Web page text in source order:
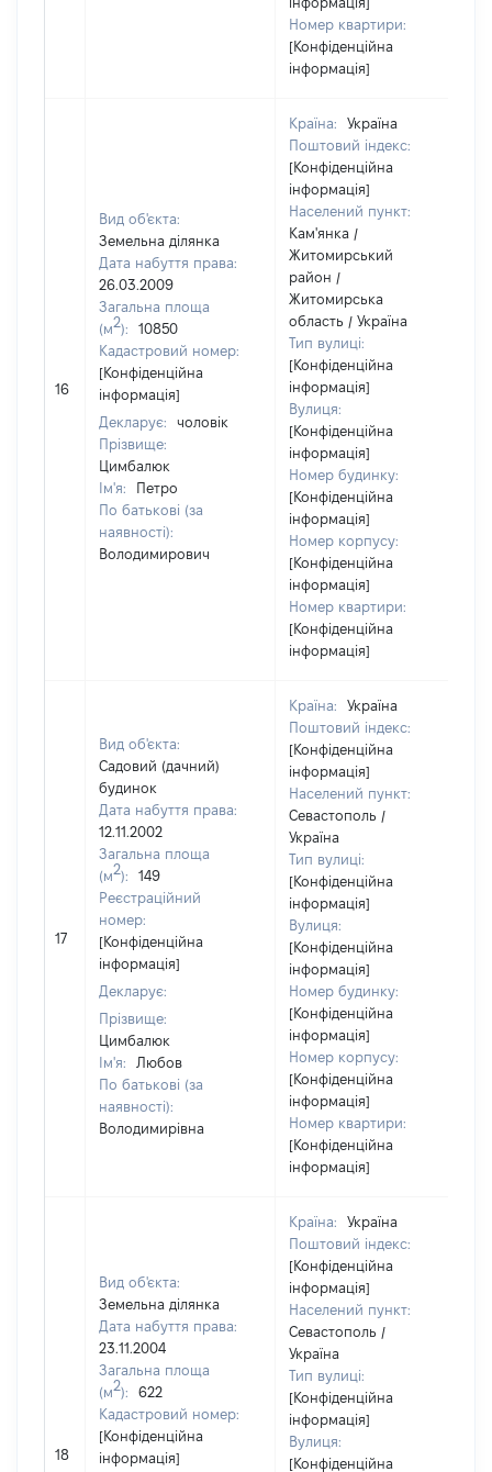
Номер квартири:
[Конфіденційна
інформація]
16
Вид об'єкта:
Земельна ділянка
Дата набуття права:
26.03.2009
Загальна площа
(м2):
10850
Кадастровий номер:
[Конфіденційна
інформація]
Декларує:
чоловік
Прізвище:
Цимбалюк
Ім'я:
Петро
По батькові (за
наявності):
Володимирович
Країна:
Україна
Поштовий індекс:
[Конфіденційна
інформація]
Населений пункт:
Кам'янка /
Житомирський
район /
Житомирська
область / Україна
Тип вулиці:
[Конфіденційна
інформація]
Вулиця:
[Конфіденційна
інформація]
Номер будинку:
[Конфіденційна
інформація]
Номер корпусу:
[Конфіденційна
інформація]
Номер квартири:
[Конфіденційна
інформація]
17
Вид об'єкта:
Садовий (дачний)
будинок
Дата набуття права:
12.11.2002
Загальна площа
(м2):
149
Реєстраційний
номер:
[Конфіденційна
інформація]
Декларує:
Прізвище:
Цимбалюк
Ім'я:
Любов
По батькові (за
наявності):
Володимирівна
Країна:
Україна
Поштовий індекс:
[Конфіденційна
інформація]
Населений пункт:
Севастополь /
Україна
Тип вулиці:
[Конфіденційна
інформація]
Вулиця:
[Конфіденційна
інформація]
Номер будинку:
[Конфіденційна
інформація]
Номер корпусу:
[Конфіденційна
інформація]
Номер квартири:
[Конфіденційна
інформація]
18
Вид об'єкта:
Земельна ділянка
Дата набуття права:
23.11.2004
Загальна площа
(м2):
622
Кадастровий номер:
[Конфіденційна
інформація]
Країна:
Україна
Поштовий індекс:
[Конфіденційна
інформація]
Населений пункт:
Севастополь /
Україна
Тип вулиці:
[Конфіденційна
інформація]
Вулиця:
[Конфіденційна